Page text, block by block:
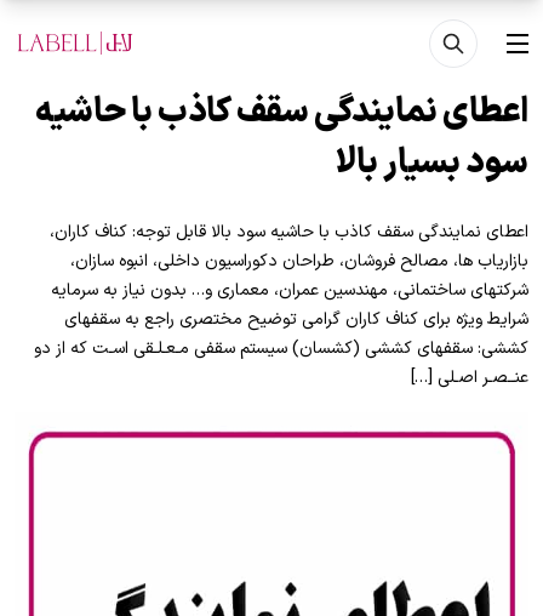
رفتن به محتوای اصلی
منو
اعطای نمایندگی سقف کاذب با حاشیه
سود بسیار بالا
اعطای نمایندگی سقف کاذب با حاشیه سود بالا قابل توجه: کناف کاران،
بازاریاب ها، مصالح فروشان، طراحان دکوراسیون داخلی، انبوه سازان،
شرکتهای ساختمانی، مهندسین عمران، معماری و… بدون نیاز به سرمایه
شرایط ویژه برای کناف کاران گرامی توضیح مختصری راجع به سقفهای
کششی: سقفهای کششی (کشسان) سیستم سقفی مـعـلـقی اسـت که از دو
عنــصـر اصـلی […]